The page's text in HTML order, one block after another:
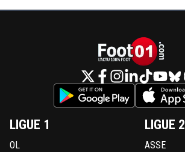
LIGUE 1
OL
LIGUE 2
ASSE